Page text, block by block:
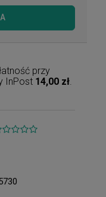
przy
InPost 14,00 zł